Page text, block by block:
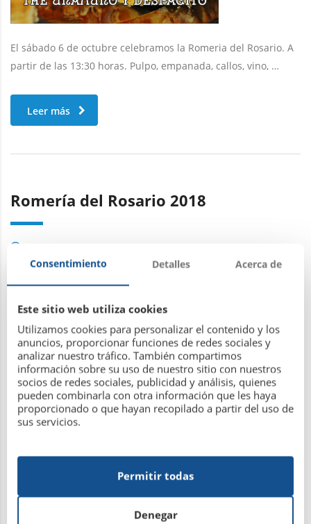
El sábado 6 de octubre celebramos la Romeria del Rosario. A
partir de las 13:30 horas. Pulpo, empanada, callos, vino, …
Leer más
Romería del Rosario 2018
Consentimiento Detalles Acerca de
Este sitio web utiliza cookies
Utilizamos cookies para personalizar el contenido y los
anuncios, proporcionar funciones de redes sociales y
analizar nuestro tráfico. También compartimos
información sobre su uso de nuestro sitio con nuestros
socios de redes sociales, publicidad y análisis, quienes
pueden combinarla con otra información que les haya
proporcionado o que hayan recopilado a partir del uso de
sus servicios.
Denegar
Permitir todas